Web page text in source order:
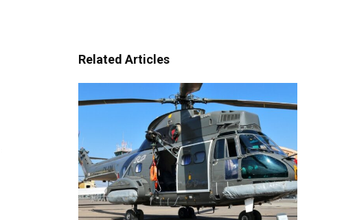
Related Articles